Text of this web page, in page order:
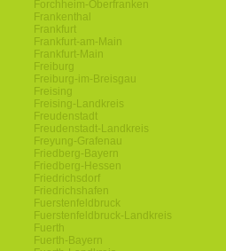
Forchheim-Oberfranken
Frankenthal
Frankfurt
Frankfurt-am-Main
Frankfurt-Main
Freiburg
Freiburg-im-Breisgau
Freising
Freising-Landkreis
Freudenstadt
Freudenstadt-Landkreis
Freyung-Grafenau
Friedberg-Bayern
Friedberg-Hessen
Friedrichsdorf
Friedrichshafen
Fuerstenfeldbruck
Fuerstenfeldbruck-Landkreis
Fuerth
Fuerth-Bayern